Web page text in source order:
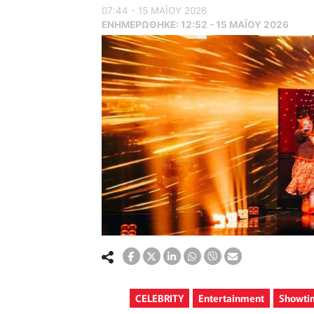
07:44 - 15 ΜΑΪ́ΟΥ 2026
ΕΝΗΜΕΡΏΘΗΚΕ: 12:52 - 15 ΜΑΪ́ΟΥ 2026
CELEBRITY Entertainment